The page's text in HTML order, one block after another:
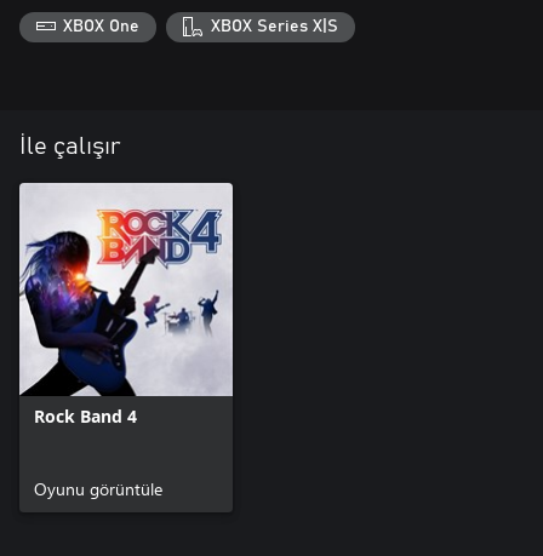
XBOX One XBOX Series X|S
İle çalışır
Rock Band 4
Oyunu görüntüle